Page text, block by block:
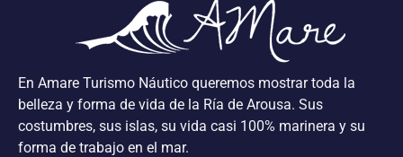
En Amare Turismo Náutico queremos mostrar toda la
belleza y forma de vida de la Ría de Arousa. Sus
costumbres, sus islas, su vida casi 100% marinera y su
forma de trabajo en el mar.